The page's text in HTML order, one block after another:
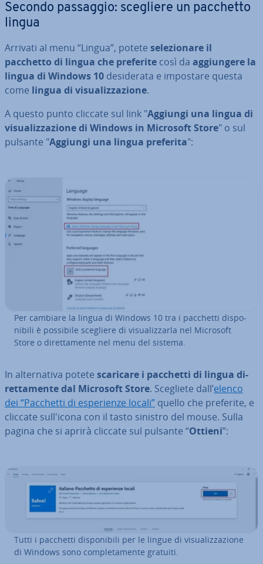
Secondo passaggio: scegliere un pacchetto
lingua
Arrivati al menu “Lingua”, potete se­le­zio­na­re il
pacchetto di lingua che preferite così da ag­giun­ge­re la
lingua di Windows 10 de­si­de­ra­ta e impostare questa
come lingua di vi­sua­liz­za­zio­ne.
A questo punto cliccate sul link "Aggiungi una lingua di
vi­sua­liz­za­zio­ne di Windows in Microsoft Store" o sul
pulsante "Aggiungi una lingua preferita":
Per cambiare la lingua di Windows 10 tra i pacchetti di­spo­
ni­bi­li è possibile scegliere di vi­sua­liz­zar­la nel Microsoft
Store o di­ret­ta­men­te nel menu del sistema.
In al­ter­na­ti­va potete scaricare i pacchetti di lingua di­
ret­ta­men­te dal Microsoft Store. Scegliete dall’elenco
dei “Pacchetti di espe­rien­ze locali” quello che preferite, e
cliccate sul­l'i­co­na con il tasto sinistro del mouse. Sulla
pagina che si aprirà cliccate sul pulsante “Ottieni”:
Tutti i pacchetti di­spo­ni­bi­li per le lingue di vi­sua­liz­za­zio­ne
di Windows sono com­ple­ta­men­te gratuiti.